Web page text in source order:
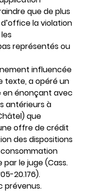
que de plus
la violation
représentés ou
influencée
texte, a opéré un
en énonçant avec
antérieurs à
que
offre de crédit
des dispositions
le juge (Cass.
20.176).
prévenus.